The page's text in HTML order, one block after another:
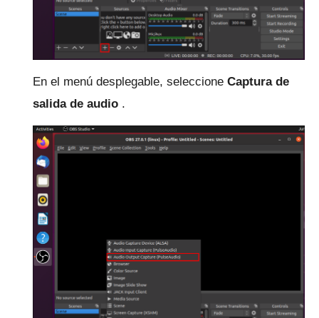
En el menú desplegable, seleccione Captura de
salida de audio .